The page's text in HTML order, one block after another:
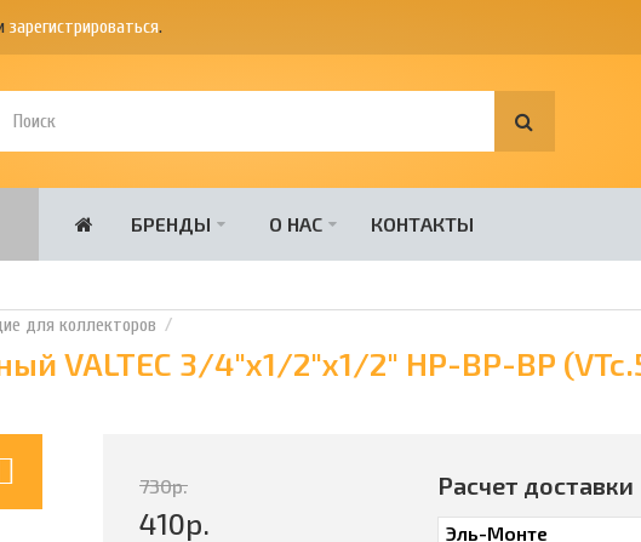
зарегистрироваться.
БРЕНДЫ О НАС КОНТАКТЫ
для коллекторов
VALTEC 3/4"x1/2"x1/2" НР-ВР-ВР
730р.
410р.
Расчет доставки